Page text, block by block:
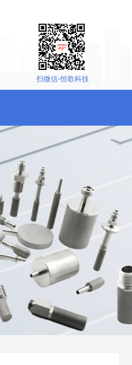
扫微信-恒歌科技